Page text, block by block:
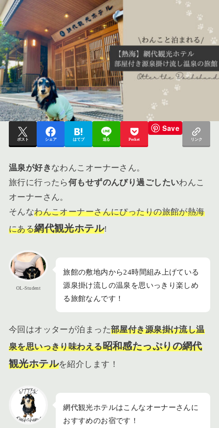
ポスト シェア はてブ 送る Pocket
Save
リンク
温泉が好き なわんこオーナーさん。
旅行に行ったら何もせずのんびり過ごしたいわんこ
オーナーさん。
そんなわんこオーナーさんにぴったりの旅館が熱海
にある網代観光ホテル!
OL-Student
旅館の敷地内から24時間組み上げている
源泉掛け流しの温泉を思いっきり楽しめ
る旅館なんです！
今回はオッターが泊まった部屋付き源泉掛け流し温
泉を思いっきり味わえる昭和感たっぷりの網代
観光ホテルを紹介します！
網代観光ホテルはこんなオーナーさんに
おすすめのお宿です！